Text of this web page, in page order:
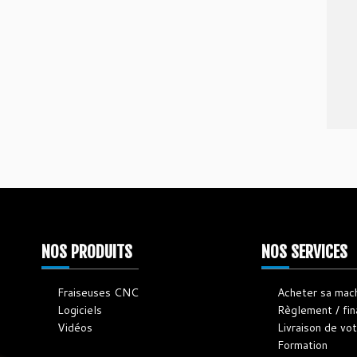
NOS PRODUITS
Fraiseuses CNC
Logiciels
Vidéos
NOS SERVICES
Acheter sa
Règlement /
Livraison de
Formation